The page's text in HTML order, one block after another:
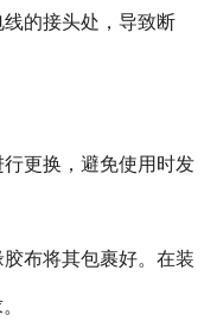
的接头处，导致断
更换，避免使用时发
布将其包裹好。在装